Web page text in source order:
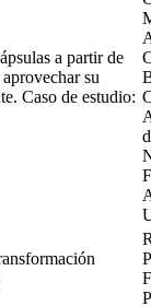
a partir de
su
Caso de estudio: